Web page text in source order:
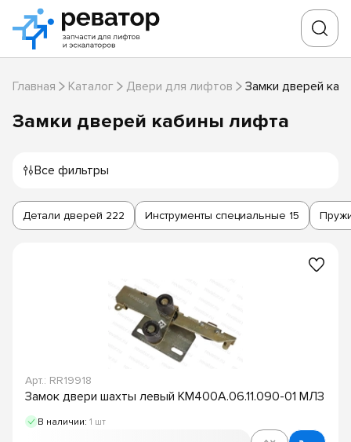
Главная Каталог Двери для лифтов Замки дверей
Замки дверей кабины лифта
Все фильтры
Детали дверей 222 Инструменты специальные 15
Арт.: RR19918
Замок двери шахты левый КМ400А.06.11.090-01 МЛЗ
В наличии: 1 шт